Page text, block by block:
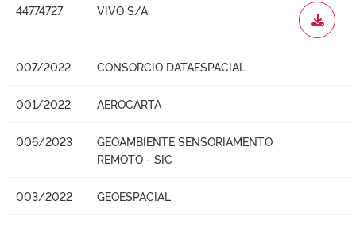
44774727 VIVO S/A
WORD
007/2022 CONSORCIO DATAESPACIAL
001/2022 AEROCARTA
006/2023
GEOAMBIENTE SENSORIAMENTO
REMOTO - SIC
003/2022 GEOESPACIAL